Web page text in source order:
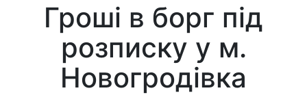
Гроші в борг під
розписку у м.
Новогродівка